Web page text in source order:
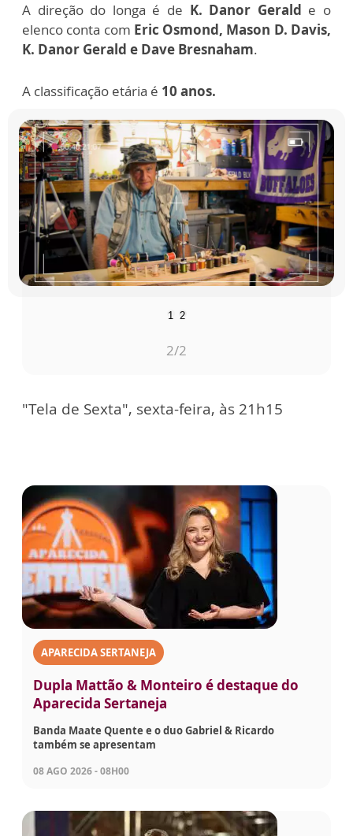
A direção do longa é de K. Danor Gerald e o
elenco conta com Eric Osmond, Mason D. Davis,
K. Danor Gerald e Dave Bresnaham.
A classificação etária é 10 anos.
1 2
2/2
"Tela de Sexta", sexta-feira, às 21h15
APARECIDA SERTANEJA
Dupla Mattão & Monteiro é destaque do
Aparecida Sertaneja
Banda Maate Quente e o duo Gabriel & Ricardo
também se apresentam
08 AGO 2026 - 08H00